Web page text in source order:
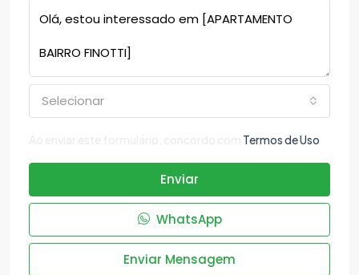
Selecionar
Termos de Uso
Enviar
WhatsApp
Enviar Mensagem